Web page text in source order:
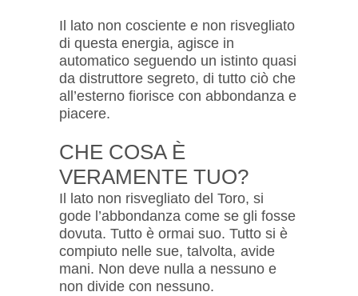
Il lato non cosciente e non risvegliato
di questa energia, agisce in
automatico seguendo un istinto quasi
da distruttore segreto, di tutto ciò che
all’esterno fiorisce con abbondanza e
piacere.
CHE COSA È
VERAMENTE TUO?
Il lato non risvegliato del Toro, si
gode l’abbondanza come se gli fosse
dovuta. Tutto è ormai suo. Tutto si è
compiuto nelle sue, talvolta, avide
mani. Non deve nulla a nessuno e
non divide con nessuno.